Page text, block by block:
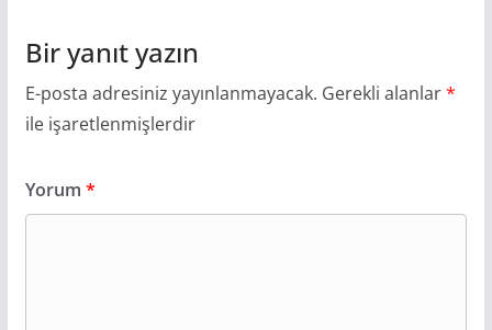
Bir yanıt yazın
E-posta adresiniz yayınlanmayacak. Gerekli alanlar*
ile işaretlenmişlerdir
Yorum *